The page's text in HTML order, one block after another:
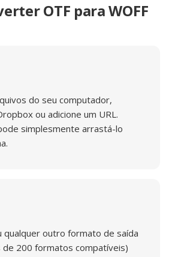
OTF para WOFF
do seu computador,
ou adicione um URL.
simplesmente arrastá-lo
qualquer outro formato de saída
de 200 formatos compatíveis)